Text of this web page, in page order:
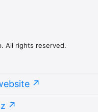
All rights reserved.